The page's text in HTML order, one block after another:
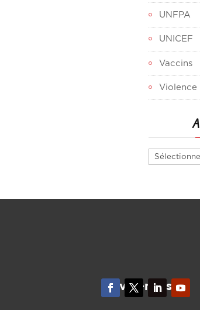
UNFPA
UNICEF
Vaccins
Violence
Archives
Suivez-nous